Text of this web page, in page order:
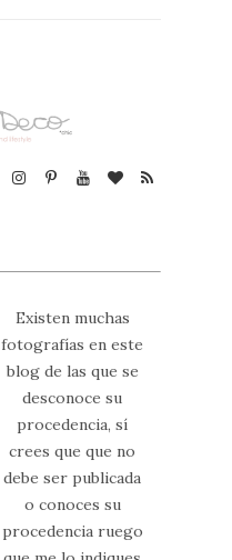
Existen muchas
fotografías en este
blog de las que se
desconoce su
procedencia, sí
crees que que no
debe ser publicada
o conoces su
procedencia ruego